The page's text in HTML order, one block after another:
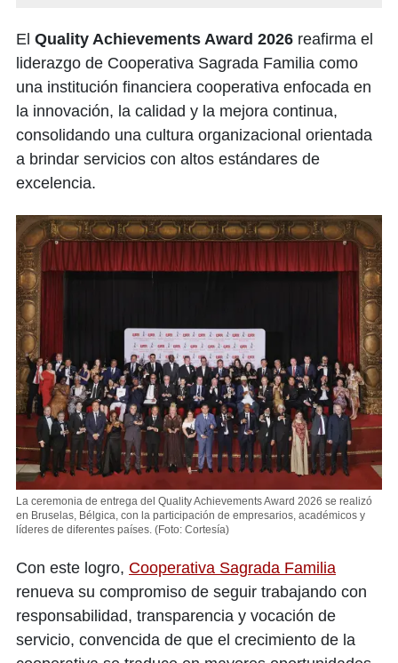
El Quality Achievements Award 2026 reafirma el
liderazgo de Cooperativa Sagrada Familia como
una institución financiera cooperativa enfocada en
la innovación, la calidad y la mejora continua,
consolidando una cultura organizacional orientada
a brindar servicios con altos estándares de
excelencia.
La ceremonia de entrega del Quality Achievements Award 2026 se realizó
en Bruselas, Bélgica, con la participación de empresarios, académicos y
líderes de diferentes países. (Foto: Cortesía)
Con este logro, Cooperativa Sagrada Familia
renueva su compromiso de seguir trabajando con
responsabilidad, transparencia y vocación de
servicio, convencida de que el crecimiento de la